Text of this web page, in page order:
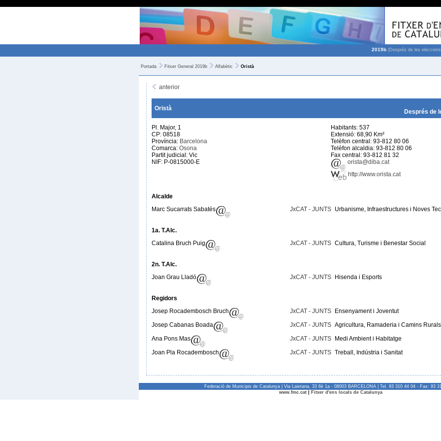
2019b (Després de les
Portada Fitxer General 2019b Alfabètic Oristà
anterior
Oristà
Després de
Pl. Major, 1
CP: 08518
Província: Barcelona
Comarca: Osona
Partit judicial: Vic
NIF: P-0815000-E
Habitants: 537
Extensió: 68,90 Km²
Telèfon central: 93-812 80 06
Telèfon alcaldia: 93-812 80 06
Fax central: 93-812 81 32
orista@diba.cat
http://www.orista.cat
Alcalde
Marc Sucarrats Sabatés
JxCAT - JUNTS Urbanisme, Infraestructures i Noves
1a. T.Alc.
Catalina Bruch Puig
JxCAT - JUNTS Cultura, Turisme i Benestar Social
2n. T.Alc.
Joan Grau Lladó
JxCAT - JUNTS Hisenda i Esports
Regidors
Josep Rocadembosch Bruch
JxCAT - JUNTS
Ensenyament i Joventut
Josep Cabanas Boada
JxCAT - JUNTS Agricultura, Ramaderia i Camins Rurals
Ana Pons Mas
JxCAT - JUNTS
Medi Ambient i Habitatge
Joan Pla Rocadembosch
JxCAT - JUNTS Treball, Indústria i Sanitat
Federació de Municipis de Catalunya | Via Laietana, 33 6è 1a - 08003 BARCELONA | Tel. 93 310 44 04 - Fax: 93
www.fmc.cat
Fitxer d'ens locals de Catalunya